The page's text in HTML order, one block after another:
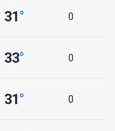
31° 0
33° 0
31° 0